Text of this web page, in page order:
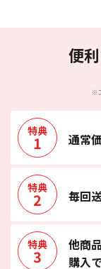
便
※
特典
1 通常
特典
2 毎回
特典
3
他商
購入